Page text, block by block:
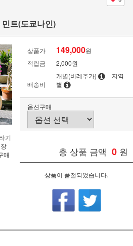
민트(도쿄나인)
기
매
상품가 149,000원
적립금
2,000원
배송비
개별(비례추가)
지역
별
옵션구매
총 상품 금액 0 원
상품이 품절되었습니다.